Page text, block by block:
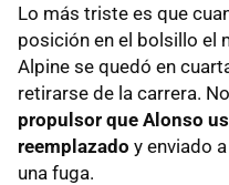
Lo más triste es que
posición en el bolsillo el
Alpine se quedó en
retirarse de la carrera.
propulsor que Alonso
reemplazado y enviado
una fuga.